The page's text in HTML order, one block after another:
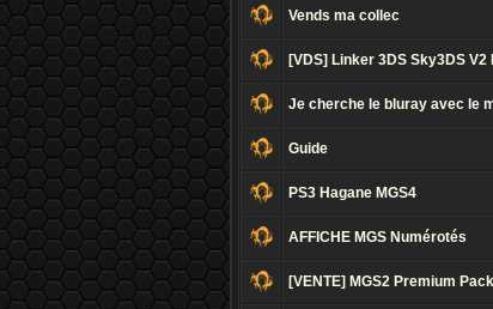
Vends ma collec
[VDS] Linker 3DS Sky3DS V2
Je cherche le bluray avec le
Guide
PS3 Hagane MGS4
AFFICHE MGS Numérotés
[VENTE] MGS2 Premium